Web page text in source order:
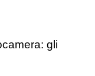
gli